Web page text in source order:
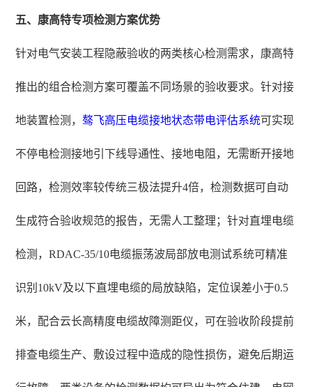
五、康高特专项检测方案优势
针对电气安装工程隐蔽验收的两类核心检测需求，康高特
推出的组合检测方案可覆盖不同场景的验收要求。针对接
地装置检测，骜飞高压电缆接地状态带电评估系统可实现
不停电检测接地引下线导通性、接地电阻，无需断开接地
回路，检测效率较传统三极法提升4倍，检测数据可自动
生成符合验收规范的报告，无需人工整理；针对直埋电缆
检测，RDAC-35/10电缆振荡波局部放电测试系统可精准
识别10kV及以下直埋电缆的局放缺陷，定位误差小于0.5
米，配合云长高精度电缆故障测距仪，可在验收阶段提前
排查电缆生产、敷设过程中造成的隐性损伤，避免后期运